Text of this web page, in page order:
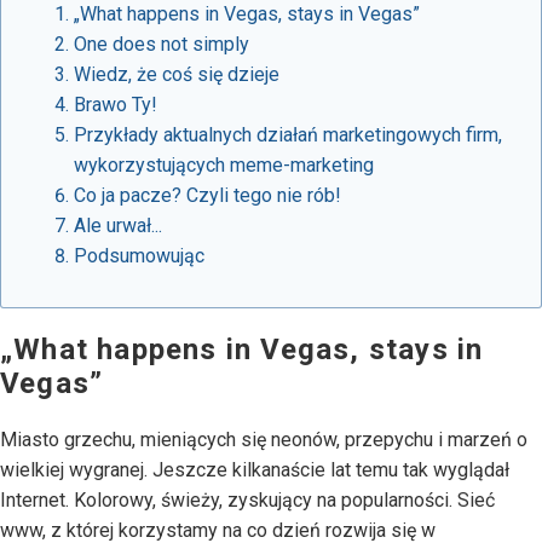
„What happens in Vegas, stays in Vegas”
One does not simply
Wiedz, że coś się dzieje
Brawo Ty!
Przykłady aktualnych działań marketingowych firm,
wykorzystujących meme-marketing
Co ja pacze? Czyli tego nie rób!
Ale urwał...
Podsumowując
„What happens in Vegas, stays in
Vegas”
Miasto grzechu, mieniących się neonów, przepychu i marzeń o
wielkiej wygranej. Jeszcze kilkanaście lat temu tak wyglądał
Internet. Kolorowy, świeży, zyskujący na popularności. Sieć
www, z której korzystamy na co dzień rozwija się w